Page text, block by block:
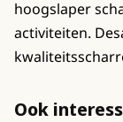
hoogslaper
activiteiten.
Ook